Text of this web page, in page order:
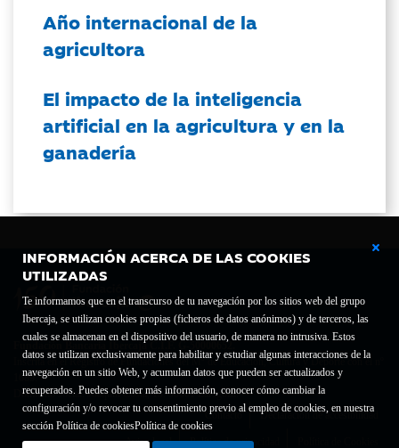
INFORMACIÓN ACERCA DE LAS COOKIES
UTILIZADAS
Te informamos que en el transcurso de tu navegación por los sitios web del grupo
Ibercaja, se utilizan cookies propias (ficheros de datos anónimos) y de terceros, las
cuales se almacenan en el dispositivo del usuario, de manera no intrusiva. Estos
datos se utilizan exclusivamente para habilitar y estudiar algunas interacciones de la
navegación en un sitio Web, y acumulan datos que pueden ser actualizados y
recuperados. Puedes obtener más información, conocer cómo cambiar la
configuración y/o revocar tu consentimiento previo al empleo de cookies, en nuestra
sección Política de cookiesPolítica de cookies
Año internacional de la
agricultora
El impacto de la inteligencia
artificial en la agricultura y en la
ganadería
Fundación Bancaria Ibercaja C.I.F. G-50000652.
Inscrita en el Registro de Fundaciones del Mº de Educación, Cultura y Deporte con el nº
1689.
Domicilio social: Joaquín Costa, 13. 50001 Zaragoza.
Contacto
Declaración de accesibilidad
Aviso legal Política de privacidad